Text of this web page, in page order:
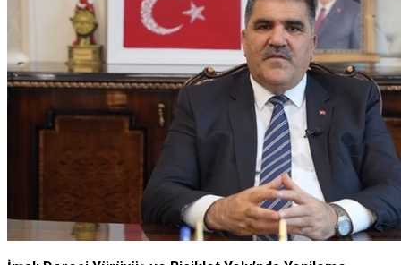
ELBISTAN
GÖKSUN
TÜRKOĞLU